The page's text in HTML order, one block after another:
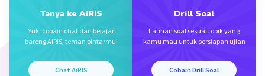
Tanya ke AiRIS
Yuk, cobain chat dan belajar
bareng AiRIS, teman pintarmu!
Chat AiRIS
Drill Soal
Latihan soal sesuai topik yang
kamu mau untuk persiapan ujian
Cobain Drill Soal